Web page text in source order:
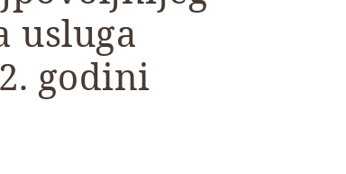
usluga
godini